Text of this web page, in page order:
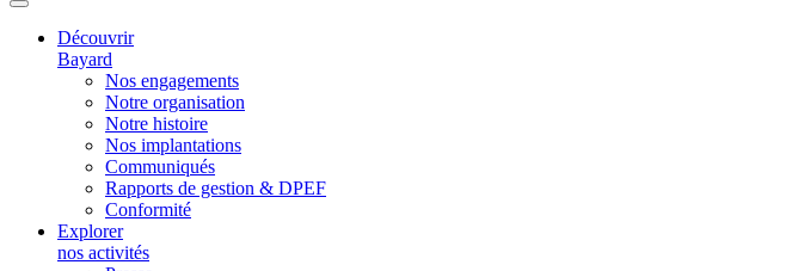
Découvrir
Bayard
Nos engagements
Notre organisation
Notre histoire
Nos implantations
Communiqués
Rapports de gestion & DPEF
Conformité
Explorer
nos activités